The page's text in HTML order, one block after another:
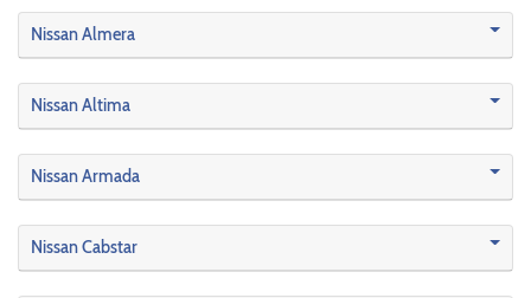
Nissan Almera
Nissan Altima
Nissan Armada
Nissan Cabstar